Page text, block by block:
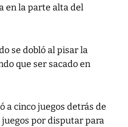
en la parte alta del
se dobló al pisar la
que ser sacado en
a cinco juegos detrás de
juegos por disputar para